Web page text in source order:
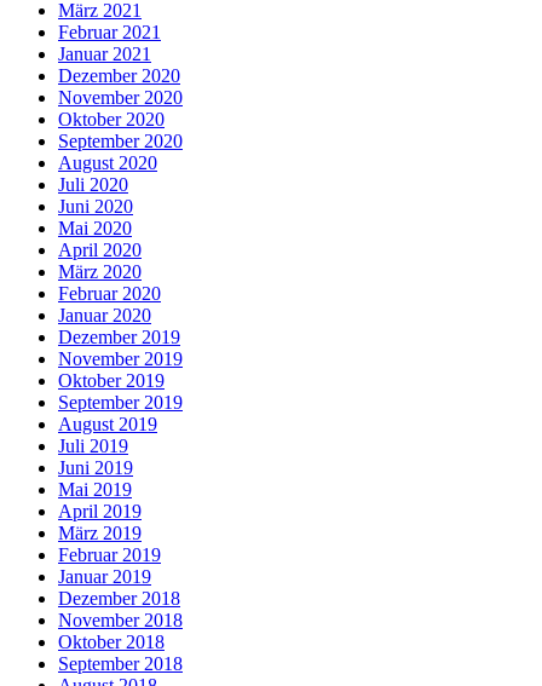
März 2021
Februar 2021
Januar 2021
Dezember 2020
November 2020
Oktober 2020
September 2020
August 2020
Juli 2020
Juni 2020
Mai 2020
April 2020
März 2020
Februar 2020
Januar 2020
Dezember 2019
November 2019
Oktober 2019
September 2019
August 2019
Juli 2019
Juni 2019
Mai 2019
April 2019
März 2019
Februar 2019
Januar 2019
Dezember 2018
November 2018
Oktober 2018
September 2018